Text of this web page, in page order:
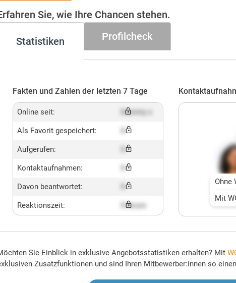
Sie, wie Ihre Chancen stehen.
Statistiken Profilcheck
Fakten und Zahlen der letzten 7 Tage
Online seit: Dummy x
Als Favorit gespeichert:
Aufgerufen:
Kontaktaufnahmen:
Davon beantwortet:
Reaktionszeit: X hours
Ohne
Mit
Sie Einblick in exklusive Angebotsstatistiken erhalten? Mit
Zusatzfunktionen und sind Ihren Mitbewerber:innen so